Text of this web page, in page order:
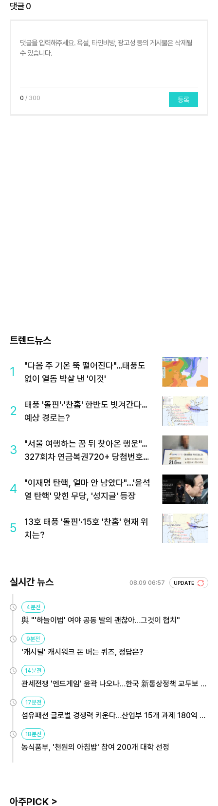
댓글0
0 / 300 등록
트렌드뉴스
1
"다음 주 기온 뚝 떨어진다"…태풍도
없이 열돔 박살 낸 '이것'
2
태풍 '돌핀'·'찬홈' 한반도 빗겨간다…
예상 경로는?
3
"서울 여행하는 꿈 뒤 찾아온 행운"…
327회차 연금복권720+ 당첨번호조
4
"이재명 탄핵, 얼마 안 남았다"...'윤석
열 탄핵' 맞힌 무당, '성지글' 등장
5
13호 태풍 '돌핀'·15호 '찬홈' 현재 위
치는?
실시간 뉴스 08.09 06:57 UPDATE
4분전
與 "'하늘이법' 여야 공동 발의 괜찮아…그것이 협치"
9분전
'캐시딜' 캐시워크 돈 버는 퀴즈, 정답은?
14분전
관세전쟁 '엔드게임' 윤곽 나오나…한국 新통상정책 교두보 활
17분전
섬유패션 글로벌 경쟁력 키운다…산업부 15개 과제 180억 지
18분전
농식품부, '천원의 아침밥' 참여 200개 대학 선정
아주PICK >